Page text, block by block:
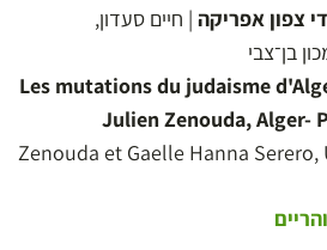
צפון אפריקה | חיים סעדון,
בן־צבי
Les mutations du judaisme
Julien Zenouda, Alger-
Zenouda et Gaelle Hanna